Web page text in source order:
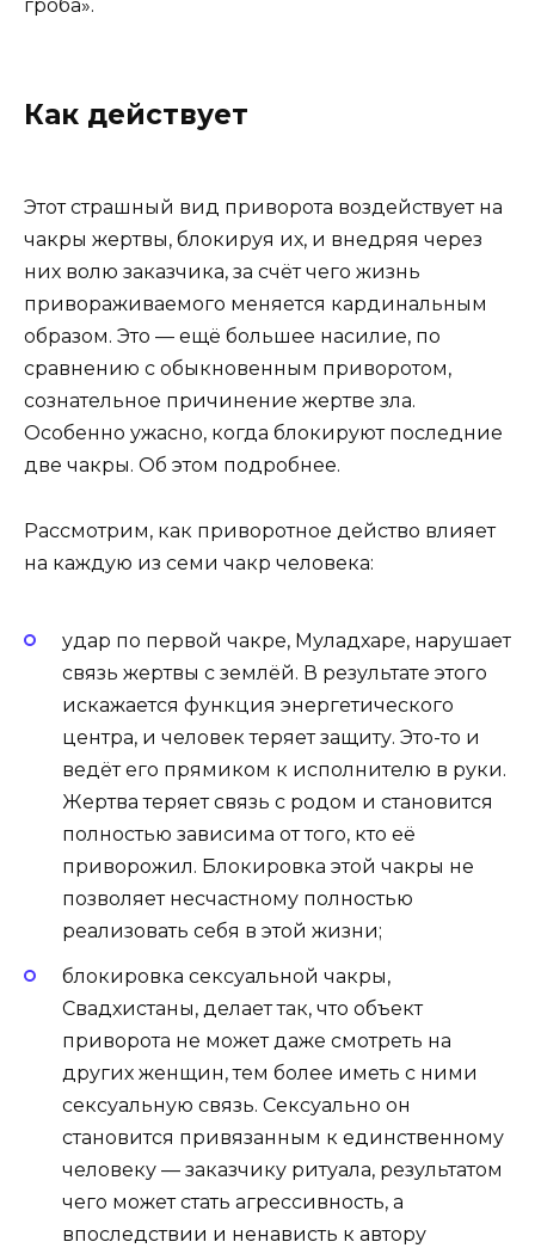
гроба».
Как действует
Этот страшный вид приворота воздействует на
чакры жертвы, блокируя их, и внедряя через
них волю заказчика, за счёт чего жизнь
привораживаемого меняется кардинальным
образом. Это — ещё большее насилие, по
сравнению с обыкновенным приворотом,
сознательное причинение жертве зла.
Особенно ужасно, когда блокируют последние
две чакры. Об этом подробнее.
Рассмотрим, как приворотное действо влияет
на каждую из семи чакр человека:
удар по первой чакре, Муладхаре, нарушает
связь жертвы с землёй. В результате этого
искажается функция энергетического
центра, и человек теряет защиту. Это-то и
ведёт его прямиком к исполнителю в руки.
Жертва теряет связь с родом и становится
полностью зависима от того, кто её
приворожил. Блокировка этой чакры не
позволяет несчастному полностью
реализовать себя в этой жизни;
блокировка сексуальной чакры,
Свадхистаны, делает так, что объект
приворота не может даже смотреть на
других женщин, тем более иметь с ними
сексуальную связь. Сексуально он
становится привязанным к единственному
человеку — заказчику ритуала, результатом
чего может стать агрессивность, а
впоследствии и ненависть к автору